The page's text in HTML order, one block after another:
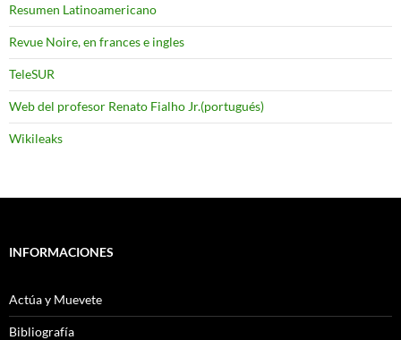
Resumen Latinoamericano
Revue Noire, en frances e ingles
TeleSUR
Web del profesor Renato Fialho Jr.(portugués)
Wikileaks
INFORMACIONES
Actúa y Muevete
Bibliografía